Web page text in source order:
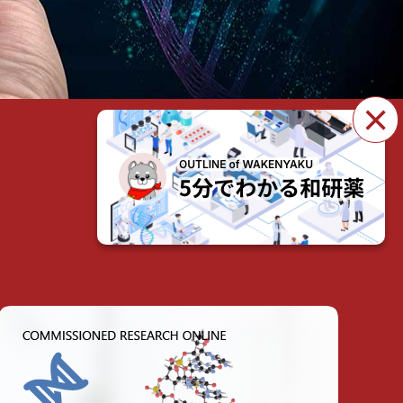
×
製品・サービスを見る